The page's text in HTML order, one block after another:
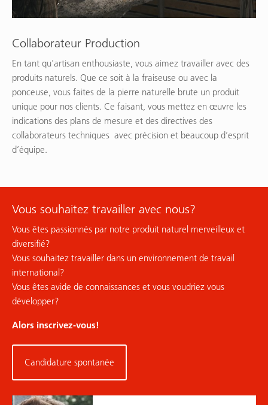
Collaborateur Production
En tant qu'artisan enthousiaste, vous aimez travailler avec des
produits naturels. Que ce soit à la fraiseuse ou avec la
ponceuse, vous faites de la pierre naturelle brute un produit
unique pour nos clients. Ce faisant, vous mettez en œuvre les
indications des plans de mesure et des directives des
collaborateurs techniques avec précision et beaucoup d’esprit
d’équipe.
Vous souhaitez travailler avec nous?
Vous êtes passionnés par notre produit naturel merveilleux et
diversifié?
Vous souhaitez travailler dans un environnement de travail
international?
Vous êtes avide de connaissances et vous voudriez vous
développer?
Alors inscrivez-vous!
Candidature spontanée